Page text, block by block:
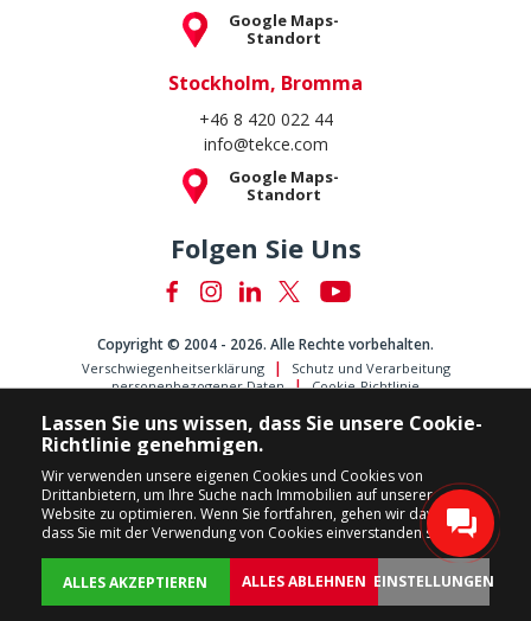
ZURÜCK IMMOBILIEN ANPASSEN
Google Maps-
Standort
Stockholm, Bromma
+46 8 420 022 44
info@tekce.com
Google Maps-
Standort
Folgen Sie Uns
Copyright © 2004 - 2026. Alle Rechte vorbehalten.
Verschwiegenheitserklärung
Schutz und Verarbeitung
personenbezogener Daten
Cookie-Richtlinie
Lassen Sie uns wissen, dass Sie unsere Cookie-
Richtlinie genehmigen.
Wir verwenden unsere eigenen Cookies und Cookies von
Drittanbietern, um Ihre Suche nach Immobilien auf unserer
Website zu optimieren. Wenn Sie fortfahren, gehen wir davon aus,
dass Sie mit der Verwendung von Cookies einverstanden sind.
ALLES AKZEPTIEREN ALLES ABLEHNEN EINSTELLUNGEN